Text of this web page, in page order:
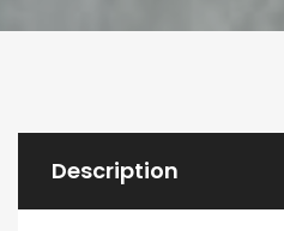
Description